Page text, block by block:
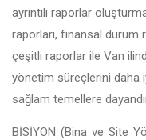
ayrıntılı raporlar
raporları, finansal durum
çeşitli raporlar ile Van
yönetim süreçlerini daha
sağlam temellere
BİSİYON (Bina ve Site